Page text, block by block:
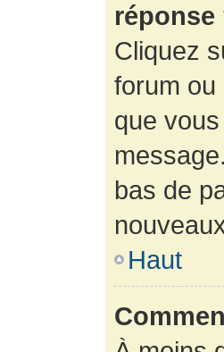
réponse
Cliquez
forum ou
que
bas de
Haut